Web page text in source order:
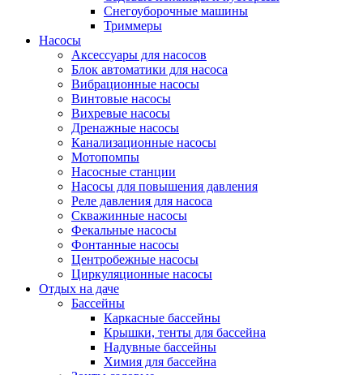
Снегоуборочные машины
Триммеры
Насосы
Аксессуары для насосов
Блок автоматики для насоса
Вибрационные насосы
Винтовые насосы
Вихревые насосы
Дренажные насосы
Канализационные насосы
Мотопомпы
Насосные станции
Насосы для повышения давления
Реле давления для насоса
Скважинные насосы
Фекальные насосы
Фонтанные насосы
Центробежные насосы
Циркуляционные насосы
Отдых на даче
Бассейны
Каркасные бассейны
Крышки, тенты для бассейна
Надувные бассейны
Химия для бассейна